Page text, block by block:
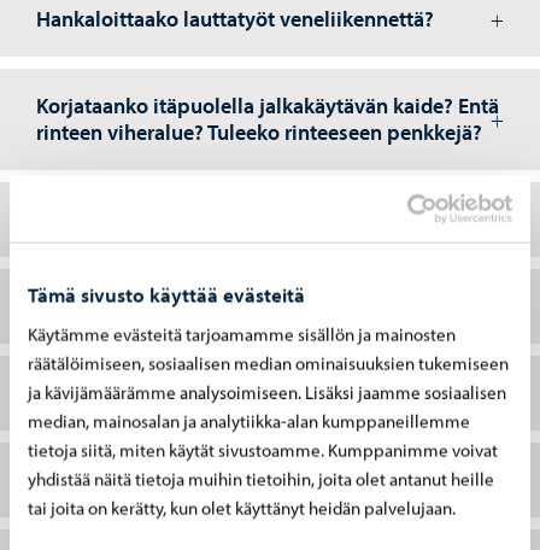
Tämä sivusto käyttää evästeitä
Käytämme evästeitä tarjoamamme sisällön ja mainosten
räätälöimiseen, sosiaalisen median ominaisuuksien tukemiseen
ja kävijämäärämme analysoimiseen. Lisäksi jaamme sosiaalisen
median, mainosalan ja analytiikka-alan kumppaneillemme
tietoja siitä, miten käytät sivustoamme. Kumppanimme voivat
yhdistää näitä tietoja muihin tietoihin, joita olet antanut heille
tai joita on kerätty, kun olet käyttänyt heidän palvelujaan.
Hankaloittaako lauttatyöt veneliikennettä?
Korjataanko itäpuolella jalkakäytävän kaide? Entä
rinteen viheralue? Tuleeko rinteeseen penkkejä?
Milloin kiinteistökatselmukset suoritetaan?
Tehdäänkö töitä Jokikadun puolelta?
Voiko meluavia töitä aloittaa vasta klo 8 alkaen?